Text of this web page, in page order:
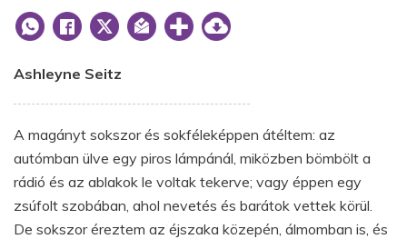
Ashleyne Seitz
A magányt sokszor és sokféleképpen átéltem: az
autómban ülve egy piros lámpánál, miközben bömbölt a
rádió és az ablakok le voltak tekerve; vagy éppen egy
zsúfolt szobában, ahol nevetés és barátok vettek körül.
De sokszor éreztem az éjszaka közepén, álmomban is, és